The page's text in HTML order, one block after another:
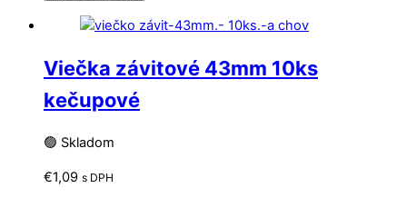
Viečka závitové 43mm 10ks
kečupové
🟢 Skladom
€1,09 s DPH